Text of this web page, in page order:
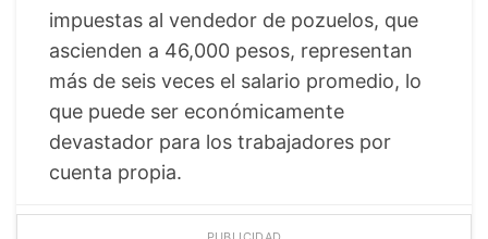
impuestas al vendedor de pozuelos, que
ascienden a 46,000 pesos, representan
más de seis veces el salario promedio, lo
que puede ser económicamente
devastador para los trabajadores por
cuenta propia.